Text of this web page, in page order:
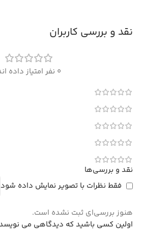
نقد و بررسی کاربران
0 نفر امتیاز داده اند
نقد و بررسی‌ها
فقط نظرات با تصویر نمایش داده شود
هنوز بررسی‌ای ثبت نشده است.